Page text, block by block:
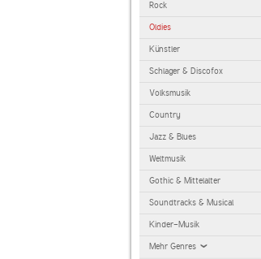
Rock
Oldies
Künstler
Schlager & Discofox
Volksmusik
Country
Jazz & Blues
Weltmusik
Gothic & Mittelalter
Soundtracks & Musical
Kinder-Musik
Mehr Genres